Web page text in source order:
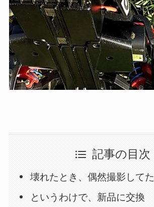
記事の目次
壊れたとき、偶然撮影してた
というわけで、新品に交換